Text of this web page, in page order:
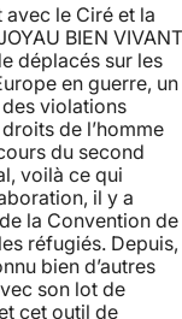
avec le Ciré et la
BIEN VIVANT
déplacés sur les
en guerre, un
violations
de l’homme
du second
voilà ce qui
il y a
la Convention de
réfugiés. Depuis,
bien d’autres
son lot de
cet outil de